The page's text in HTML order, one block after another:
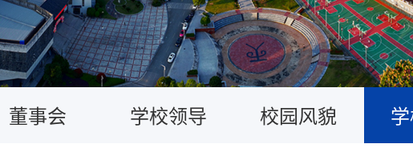
董事会 学校领导 校园风貌